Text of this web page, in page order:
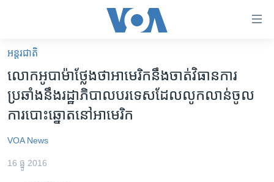
គេហទំព័រ​
ទាក់ទង
និង​
ចូល​
ទំព័រ​
ព័ត៌មាន​​
អន្តរជាតិ
កម្ពុជាច្នៃប្រតិដ្ឋ
អន្តរជាតិ
លោក​អូបាម៉ា​ថ្លែង​ថា​​អាមេរិក​នឹង​ចាត់​វិធានការ​
ប្រឆាំង​នឹង​រដ្ឋាភិបាល​បរទេស​​ដែល​លូក​លាន់​ចូល​
ការ​បោះ​ឆ្នោត​នៅ​អាមេរិក
VOA News
16 ធ្នូ 2016